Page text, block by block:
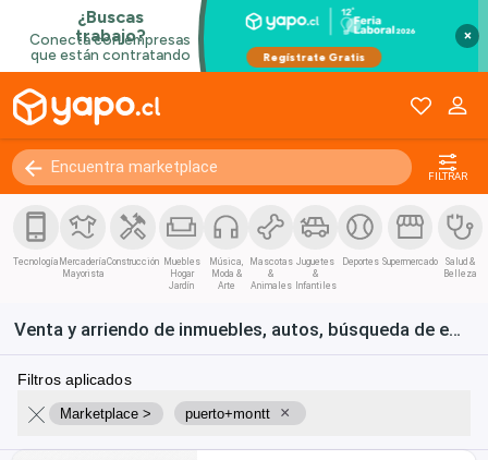
×
FILTRAR
Tecnología Mercadería
Mayorista
Construcción Muebles
Hogar
Jardín
Música,
Moda &
Arte
Mascotas
&
Animales
Juguetes
&
Infantiles
Deportes Supermercado
Salud &
Belleza
Venta y arriendo de inmuebles, autos, búsqueda de empleo y bienes de consumo en Chile
Filtros aplicados
Marketplace > puerto+montt ×